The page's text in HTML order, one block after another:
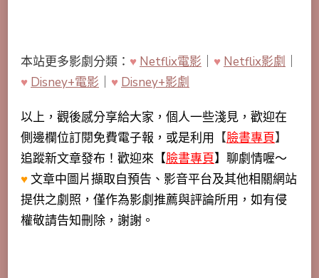
本站更多影劇分類： ♥ Netflix電影 ♥ Netflix影劇
♥ Disney+電影 ♥ Disney+影劇
以上，觀後感分享給大家，個人一些淺見，歡迎在
側邊欄位訂閱免費電子報，或是利用 【臉書專頁】
追蹤新文章發布！歡迎來【臉書專頁】聊劇情喔～
♥文章中圖片擷取自預告、影音平台及其他相關網站
提供之劇照，僅作為影劇推薦與評論所用，如有侵
權敬請告知刪除，謝謝。